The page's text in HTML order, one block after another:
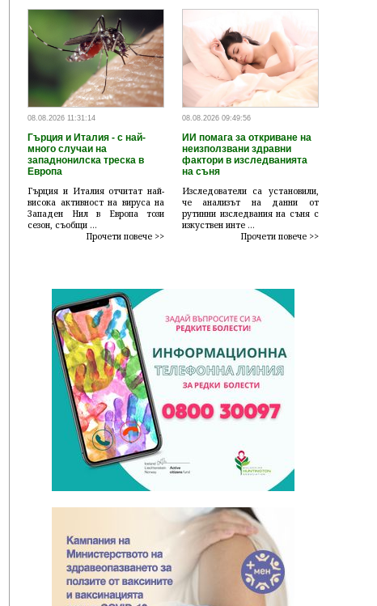
08.08.2026 11:31:14
Гърция и Италия - с най-
много случаи на
западнонилска треска в
Европа
Гърция и Италия отчитат най-
висока активност на вируса на
Западен Нил в Европа този
сезон, съобщи ...
Прочети повече >>
08.08.2026 09:49:56
ИИ помага за откриване на
неизползвани здравни
фактори в изследванията
на съня
Изследователи са установили,
че анализът на данни от
рутинни изследвания на съня с
изкуствен инте ...
Прочети повече >>